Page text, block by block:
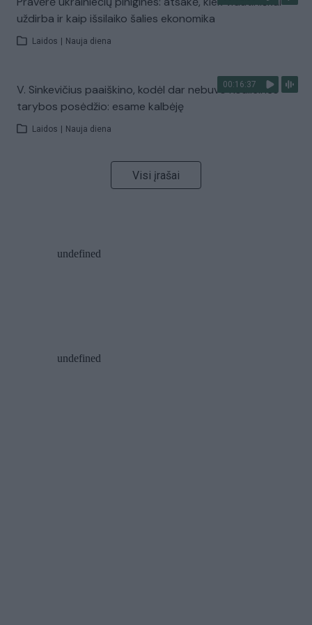
uždirba ir kaip išsilaiko šalies ekonomika
Laidos Nauja diena
00:16:37
V. Sinkevičius paaiškino, kodėl dar nebuvo Koalicinės
tarybos posėdžio: esame kalbėję
Laidos Nauja diena
Visi įrašai